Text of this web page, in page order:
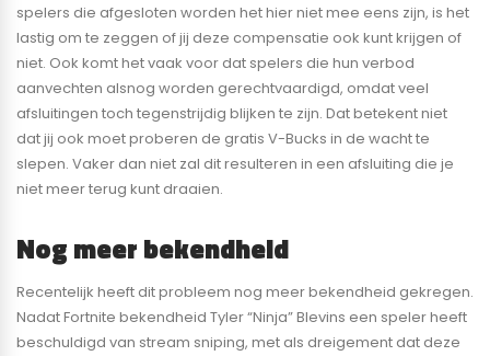
spelers die afgesloten worden het hier niet mee eens zijn, is het
lastig om te zeggen of jij deze compensatie ook kunt krijgen of
niet. Ook komt het vaak voor dat spelers die hun verbod
aanvechten alsnog worden gerechtvaardigd, omdat veel
afsluitingen toch tegenstrijdig blijken te zijn. Dat betekent niet
dat jij ook moet proberen de gratis V-Bucks in de wacht te
slepen. Vaker dan niet zal dit resulteren in een afsluiting die je
niet meer terug kunt draaien.
Nog meer bekendheid
Recentelijk heeft dit probleem nog meer bekendheid gekregen.
Nadat Fortnite bekendheid Tyler “Ninja” Blevins een speler heeft
beschuldigd van stream sniping, met als dreigement dat deze